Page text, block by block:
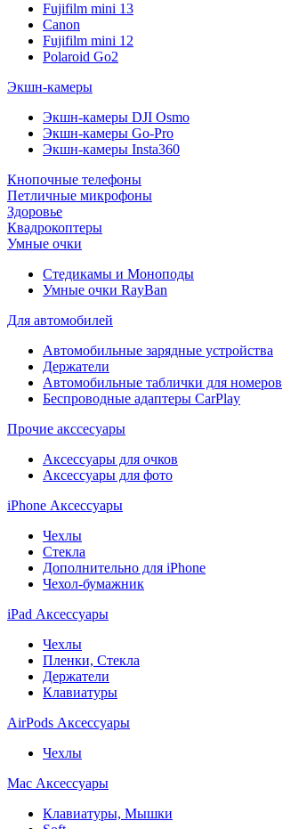
Fujifilm mini 13
Canon
Fujifilm mini 12
Polaroid Go2
Экшн-камеры
Экшн-камеры DJI Osmo
Экшн-камеры Go-Pro
Экшн-камеры Insta360
Кнопочные телефоны
Петличные микрофоны
Здоровье
Квадрокоптеры
Умные очки
Стедикамы и Моноподы
Умные очки RayBan
Для автомобилей
Автомобильные зарядные устройства
Держатели
Автомобильные таблички для номеров
Беспроводные адаптеры CarPlay
Прочие акссесуары
Аксессуары для очков
Аксессуары для фото
iPhone Аксессуары
Чехлы
Стекла
Дополнительно для iPhone
Чехол-бумажник
iPad Аксессуары
Чехлы
Пленки, Стекла
Держатели
Клавиатуры
AirPods Аксессуары
Чехлы
Mac Аксессуары
Клавиатуры, Мышки